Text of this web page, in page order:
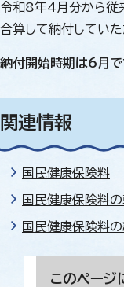
令和8年4月分から従
合算して納付していた
納付開始時期は6月
関連情報
国民健康保険料
国民健康保険料の
国民健康保険料
このページ